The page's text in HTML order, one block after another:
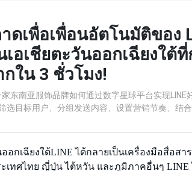
ดเพื่อเพื่อนอัตโนมัติของ
อเชียตะวันออกเฉียงใต้
ใน 3 ชั่วโมง!
东南亚服饰品牌如何通过数字星球平台实现LINE
选目标用户、分组发送内容、设置营销节奏、结
อกเฉียงใต้LINE ได้กลายเป็นเครื่องมือสื่อส
ะเทศไทย ญี่ปุ่น ไต้หวัน และภูมิภาคอื่นๆ